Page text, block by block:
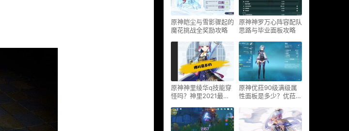
原神皑尘与雪影骤起的
魔花挑战全奖励攻略
原神神罗万心阵容配队
思路与毕业面板攻略
原神神里绫华q技能穿
怪吗？神里2021最新
原神优菈90级满级属
性面板是多少？优菈大